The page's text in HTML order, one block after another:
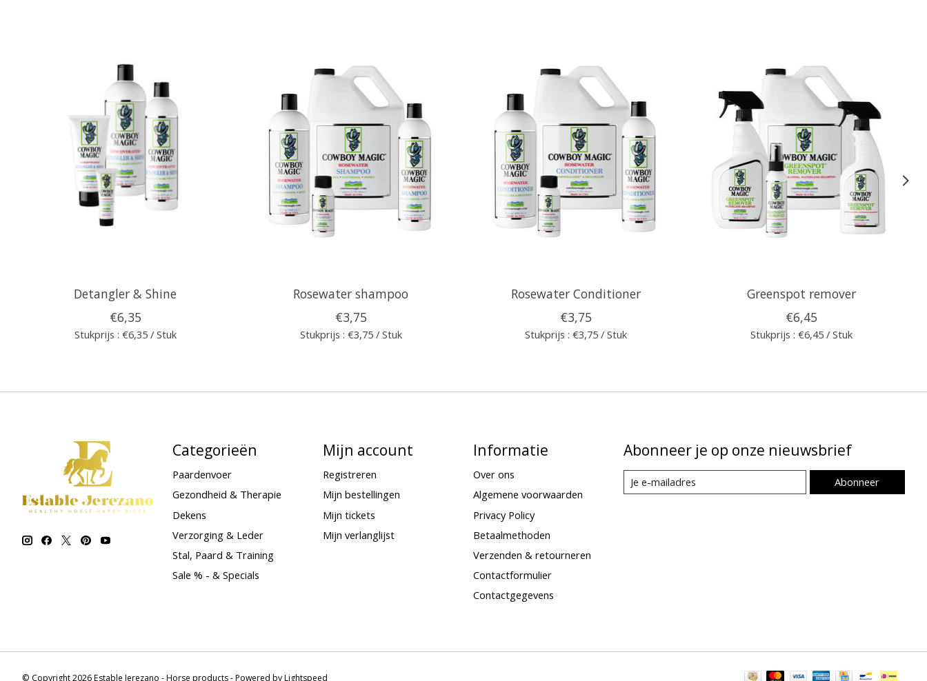
Detangler & Shine
€6,35
Stukprijs : €6,35 / Stuk
Rosewater shampoo
€3,75
Stukprijs : €3,75 / Stuk
Rosewater Conditioner
€3,75
Stukprijs : €3,75 / Stuk
Greenspot remover
€6,45
Stukprijs : €6,45 / Stuk
Categorieën
Paardenvoer
Gezondheid & Therapie
Dekens
Verzorging & Leder
Stal, Paard & Training
Sale % - & Specials
Mijn account
Registreren
Mijn bestellingen
Mijn tickets
Mijn verlanglijst
Informatie
Over ons
Algemene voorwaarden
Privacy Policy
Betaalmethoden
Verzenden & retourneren
Contactformulier
Contactgegevens
Abonneer je op onze nieuwsbrief
Abonneer
© Copyright 2026 Estable Jerezano - Horse products - Powered byLightspeed